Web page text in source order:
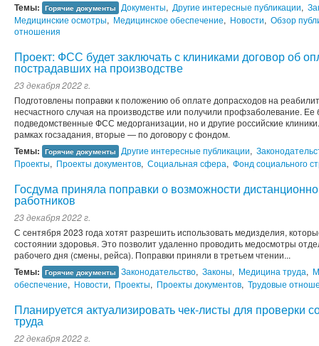
Темы: Горячие документы Документы, Другие интересные публикации,
Медицинские осмотры, Медицинское обеспечение, Новости, Обзор
отношения
Проект: ФСС будет заключать с клиниками договор об
пострадавших на производстве
23 декабря 2022 г.
Подготовлены поправки к положению об оплате допрасходов на
несчастного случая на производстве или получили профзаболевание. Ее
подведомственные ФСС медорганизации, но и другие российские
рамках госзадания, вторые — по договору с фондом.
Темы: Горячие документы Другие интересные публикации,
Проекты, Проекты документов, Социальная сфера, Фонд социального
Госдума приняла поправки о возможности
работников
23 декабря 2022 г.
С сентября 2023 года хотят разрешить использовать медизделия,
состоянии здоровья. Это позволит удаленно проводить медосмотры
рабочего дня (смены, рейса). Поправки приняли в третьем чтении...
Темы: Горячие документы Законодательство, Законы, Медицина труда,
обеспечение, Новости, Проекты, Проекты документов, Трудовые
Планируется актуализировать чек-листы для проверки
труда
22 декабря 2022 г.